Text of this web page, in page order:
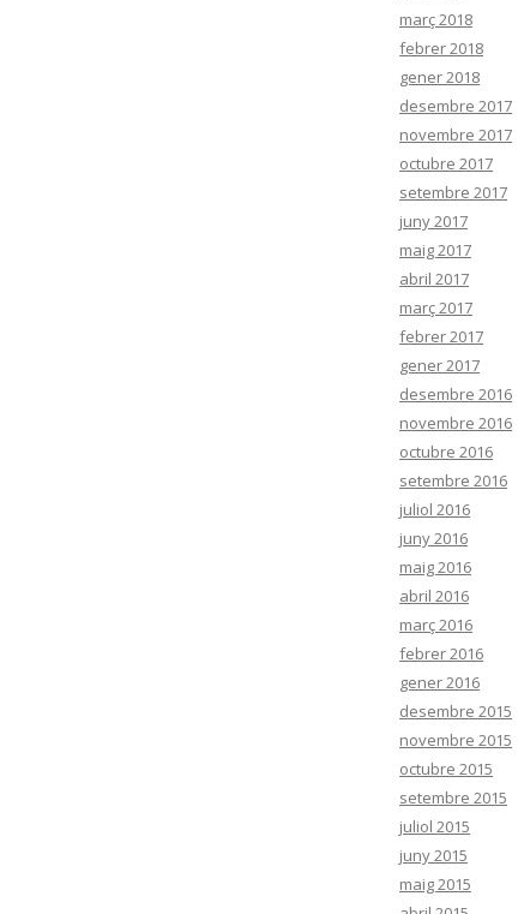
març 2018
febrer 2018
gener 2018
desembre 2017
novembre 2017
octubre 2017
setembre 2017
juny 2017
maig 2017
abril 2017
març 2017
febrer 2017
gener 2017
desembre 2016
novembre 2016
octubre 2016
setembre 2016
juliol 2016
juny 2016
maig 2016
abril 2016
març 2016
febrer 2016
gener 2016
desembre 2015
novembre 2015
octubre 2015
setembre 2015
juliol 2015
juny 2015
maig 2015